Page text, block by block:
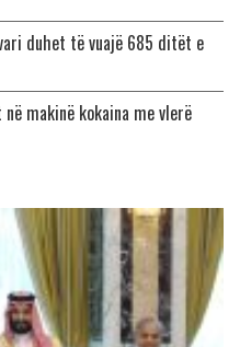
duhet të vuajë 685 ditët e
makinë kokaina me vlerë